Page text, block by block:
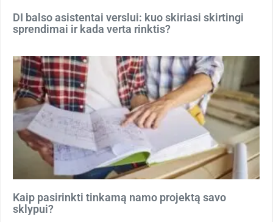
DI balso asistentai verslui: kuo skiriasi skirtingi
sprendimai ir kada verta rinktis?
Kaip pasirinkti tinkamą namo projektą savo
sklypui?